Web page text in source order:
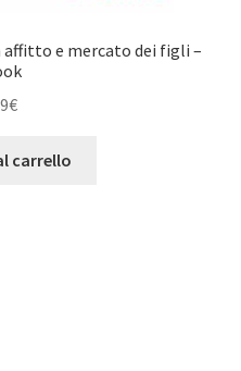
e mercato dei figli –
€
carrello